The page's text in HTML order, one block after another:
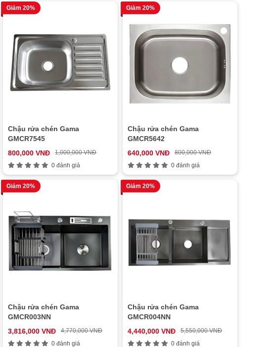
Giảm 20%
Chậu rửa chén Gama
GMCR7545
800,000 VNĐ
1,000,000 VNĐ
0 đánh giá
Giảm 20%
Chậu rửa chén Gama
GMCR5642
640,000 VNĐ
800,000 VNĐ
0 đánh giá
Giảm 20%
Chậu rửa chén Gama
GMCR003NN
3,816,000 VNĐ
4,770,000 VNĐ
0 đánh giá
Giảm 20%
Chậu rửa chén Gama
GMCR004NN
4,440,000 VNĐ
5,550,000 VNĐ
0 đánh giá